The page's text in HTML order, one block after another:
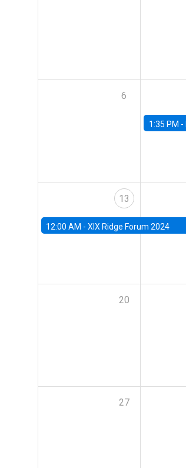
6
1:35 PM -
13
12:00 AM - XIX Ridge Forum 2024
20
27